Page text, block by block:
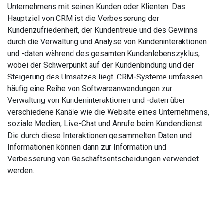
Unternehmens mit seinen Kunden oder Klienten. Das
Hauptziel von CRM ist die Verbesserung der
Kundenzufriedenheit, der Kundentreue und des Gewinns
durch die Verwaltung und Analyse von Kundeninteraktionen
und -daten während des gesamten Kundenlebenszyklus,
wobei der Schwerpunkt auf der Kundenbindung und der
Steigerung des Umsatzes liegt. CRM-Systeme umfassen
häufig eine Reihe von Softwareanwendungen zur
Verwaltung von Kundeninteraktionen und -daten über
verschiedene Kanäle wie die Website eines Unternehmens,
soziale Medien, Live-Chat und Anrufe beim Kundendienst.
Die durch diese Interaktionen gesammelten Daten und
Informationen können dann zur Information und
Verbesserung von Geschäftsentscheidungen verwendet
werden.